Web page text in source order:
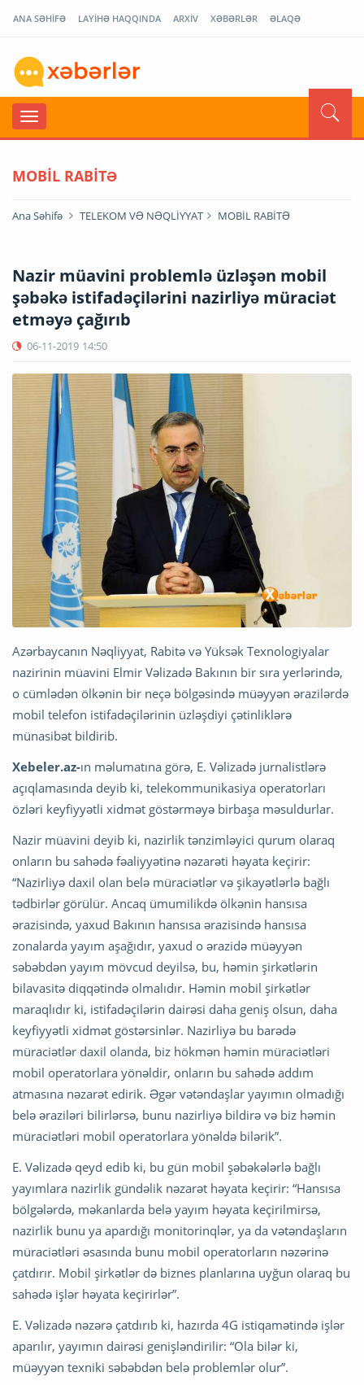
ANA SƏHİFƏ LAYİHƏ HAQQINDA ARXİV XƏBƏRLƏR ƏLAQƏ
MOBİL RABİTƏ
Ana Səhifə TELEKOM VƏ NƏQLİYYAT MOBİL RABİTƏ
Nazir müavini problemlə üzləşən mobil
şəbəkə istifadəçilərini nazirliyə müraciət
etməyə çağırıb
06-11-2019 14:50
Azərbaycanın Nəqliyyat, Rabitə və Yüksək Texnologiyalar
nazirinin müavini Elmir Vəlizadə Bakının bir sıra yerlərində,
o cümlədən ölkənin bir neçə bölgəsində müəyyən ərazilərdə
mobil telefon istifadəçilərinin üzləşdiyi çətinliklərə
münasibət bildirib.
Xebeler.az-ın məlumatına görə, E. Vəlizadə jurnalistlərə
açıqlamasında deyib ki, telekommunikasiya operatorları
özləri keyfiyyətli xidmət göstərməyə birbaşa məsuldurlar.
Nazir müavini deyib ki, nazirlik tənzimləyici qurum olaraq
onların bu sahədə fəaliyyətinə nəzarəti həyata keçirir:
“Nazirliyə daxil olan belə müraciətlər və şikayətlərlə bağlı
tədbirlər görülür. Ancaq ümumilikdə ölkənin hansısa
ərazisində, yaxud Bakının hansısa ərazisində hansısa
zonalarda yayım aşağıdır, yaxud o ərazidə müəyyən
səbəbdən yayım mövcud deyilsə, bu, həmin şirkətlərin
bilavasitə diqqətində olmalıdır. Həmin mobil şirkətlər
maraqlıdır ki, istifadəçilərin dairəsi daha geniş olsun, daha
keyfiyyətli xidmət göstərsinlər. Nazirliyə bu barədə
müraciətlər daxil olanda, biz hökmən həmin müraciətləri
mobil operatorlara yönəldir, onların bu sahədə addım
atmasına nəzarət edirik. Əgər vətəndaşlar yayımın olmadığı
belə əraziləri bilirlərsə, bunu nazirliyə bildirə və biz həmin
müraciətləri mobil operatorlara yönəldə bilərik”.
E. Vəlizadə qeyd edib ki, bu gün mobil şəbəkələrlə bağlı
yayımlara nazirlik gündəlik nəzarət həyata keçirir: “Hansısa
bölgələrdə, məkanlarda belə yayım həyata keçirilmirsə,
nazirlik bunu ya apardığı monitorinqlər, ya da vətəndaşların
müraciətləri əsasında bunu mobil operatorların nəzərinə
çatdırır. Mobil şirkətlər də biznes planlarına uyğun olaraq bu
sahədə işlər həyata keçirirlər”.
E. Vəlizadə nəzərə çatdırıb ki, hazırda 4G istiqamətində işlər
aparılır, yayımın dairəsi genişləndirilir: “Ola bilər ki,
müəyyən texniki səbəbdən belə problemlər olur”.